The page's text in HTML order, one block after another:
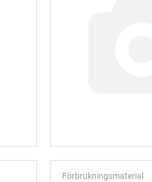
Förbrukningsmaterial